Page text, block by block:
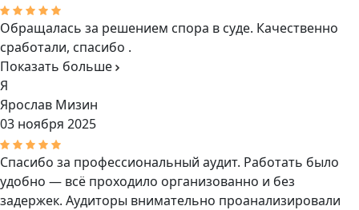
Обращалась за решением спора в суде. Качественно
сработали, спасибо .
Показать больше
Я
Ярослав Мизин
03 ноября 2025
Спасибо за профессиональный аудит. Работать было
удобно — всё проходило организованно и без
задержек. Аудиторы внимательно проанализировали